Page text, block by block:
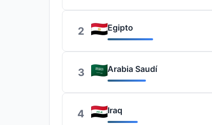
2 Egipto
3 Arabia Saudí
4 Iraq